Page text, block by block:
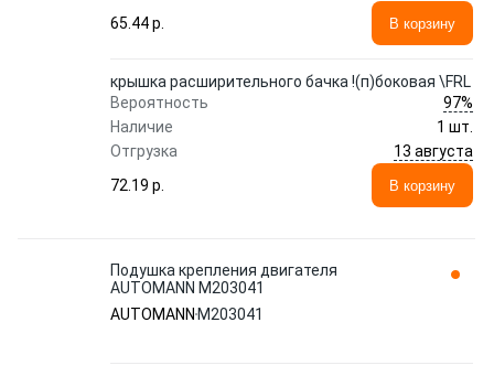
65.44 p.
В корзину
крышка расширительного бачка !(п)боковая \FRL
Вероятность
97%
Наличие
1 шт.
Отгрузка
13 августа
72.19 p.
В корзину
Подушка крепления двигателя
AUTOMANN M203041
AUTOMANN M203041